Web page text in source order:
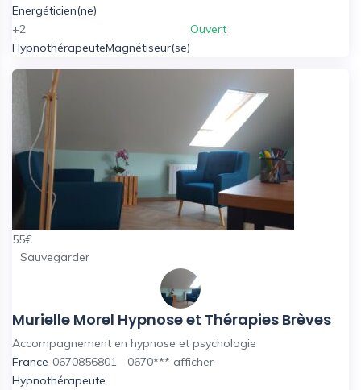
Energéticien(ne)
+2
HypnothérapeuteMagnétiseur(se)
Ouvert
55€
Sauvegarder
Murielle Morel Hypnose et Thérapies Brèves
Accompagnement en hypnose et psychologie
France 0670856801 0670*** afficher
Hypnothérapeute